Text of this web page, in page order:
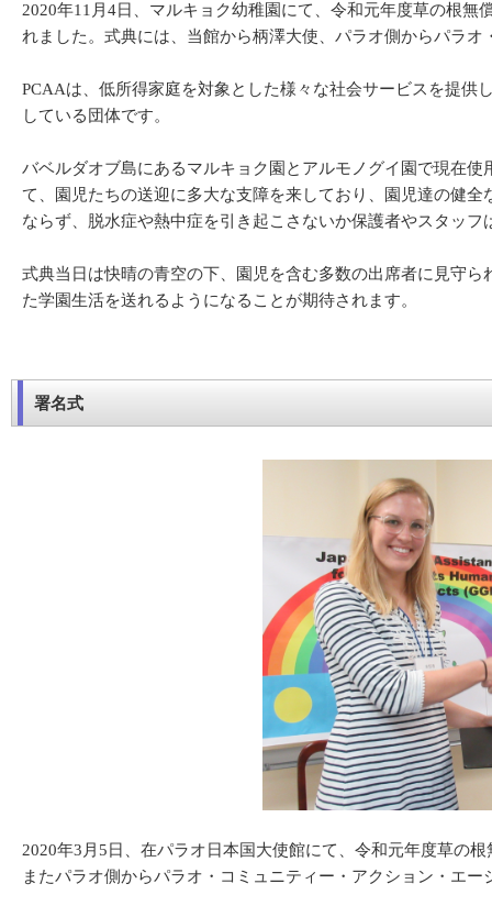
2020年11月4日、マルキョク幼稚園にて、令和元年度草の根
れました。式典には、当館から柄澤大使、パラオ側からパラ
PCAAは、低所得家庭を対象とした様々な社会サービスを提
している団体です。
バベルダオブ島にあるマルキョク園とアルモノグイ園で現在
て、園児たちの送迎に多大な支障を来しており、園児達の健
ならず、脱水症や熱中症を引き起こさないか保護者やスタッフ
式典当日は快晴の青空の下、園児を含む多数の出席者に見守
た学園生活を送れるようになることが期待されます。
署名式
2020年3月5日、在パラオ日本国大使館にて、令和元年度草の
またパラオ側からパラオ・コミュニティー・アクション・エ